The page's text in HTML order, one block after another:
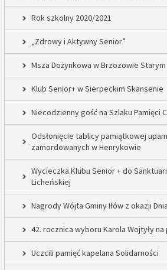
Rok szkolny 2020/2021
„Zdrowy i Aktywny Senior”
Msza Dożynkowa w Brzozowie Starym
Klub Senior+ w Sierpeckim Skansenie
Niecodzienny gość na Szlaku Pamięci
Odsłonięcie tablicy pamiątkowej
zamordowanych w Henrykowie
Wycieczka Klubu Senior + do
Licheńskiej
Nagrody Wójta Gminy Iłów z okazji
42. rocznica wyboru Karola Wojtyły na
Uczcili pamięć kapelana Solidarności